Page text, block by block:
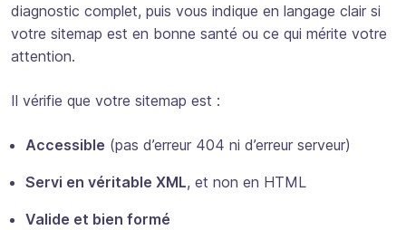
diagnostic complet, puis vous indique en langage clair si
votre sitemap est en bonne santé ou ce qui mérite votre
attention.
Il vérifie que votre sitemap est :
Accessible (pas d’erreur 404 ni d’erreur serveur)
Servi en véritable XML, et non en HTML
Valide et bien formé